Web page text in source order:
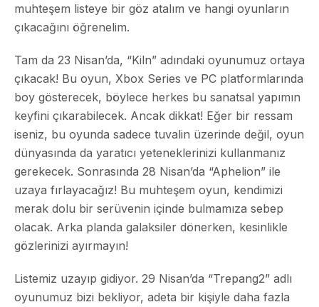
muhteşem listeye bir göz atalım ve hangi oyunların
çıkacağını öğrenelim.
Tam da 23 Nisan’da, “Kiln” adındaki oyunumuz ortaya
çıkacak! Bu oyun, Xbox Series ve PC platformlarında
boy gösterecek, böylece herkes bu sanatsal yapımın
keyfini çıkarabilecek. Ancak dikkat! Eğer bir ressam
iseniz, bu oyunda sadece tuvalin üzerinde değil, oyun
dünyasında da yaratıcı yeteneklerinizi kullanmanız
gerekecek. Sonrasında 28 Nisan’da “Aphelion” ile
uzaya fırlayacağız! Bu muhteşem oyun, kendimizi
merak dolu bir serüvenin içinde bulmamıza sebep
olacak. Arka planda galaksiler dönerken, kesinlikle
gözlerinizi ayırmayın!
Listemiz uzayıp gidiyor. 29 Nisan’da “Trepang2” adlı
oyunumuz bizi bekliyor, adeta bir kişiyle daha fazla